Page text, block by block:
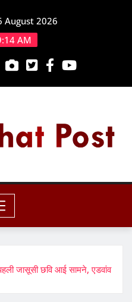
August 2026
AM
जासूसी छवि आई सामने, एडवांव